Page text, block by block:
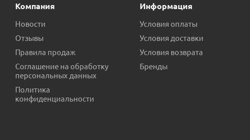
Компания
Новости
Отзывы
Правила продаж
Соглашение на обработку
персональных данных
Политика
конфиденциальности
Информация
Условия оплаты
Условия доставки
Условия возврата
Бренды